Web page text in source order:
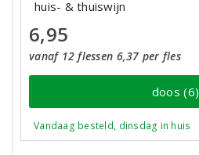
huis- & thuiswijn
6,95
vanaf 12 flessen 6,37 per fles
doos (6)
Vandaag besteld, dinsdag in huis